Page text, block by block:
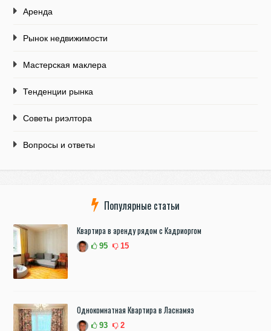
Аренда
Рынок недвижимости
Мастерская маклера
Тенденции рынка
Советы риэлтора
Вопросы и ответы
Популярные статьи
Квартира в аренду рядом с Кадриоргом
95 15
Однокомнатная Квартира в Ласнамяэ
93 2